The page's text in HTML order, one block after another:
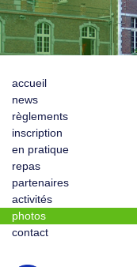
accueil
news
règlements
inscription
en pratique
repas
partenaires
activités
photos
contact